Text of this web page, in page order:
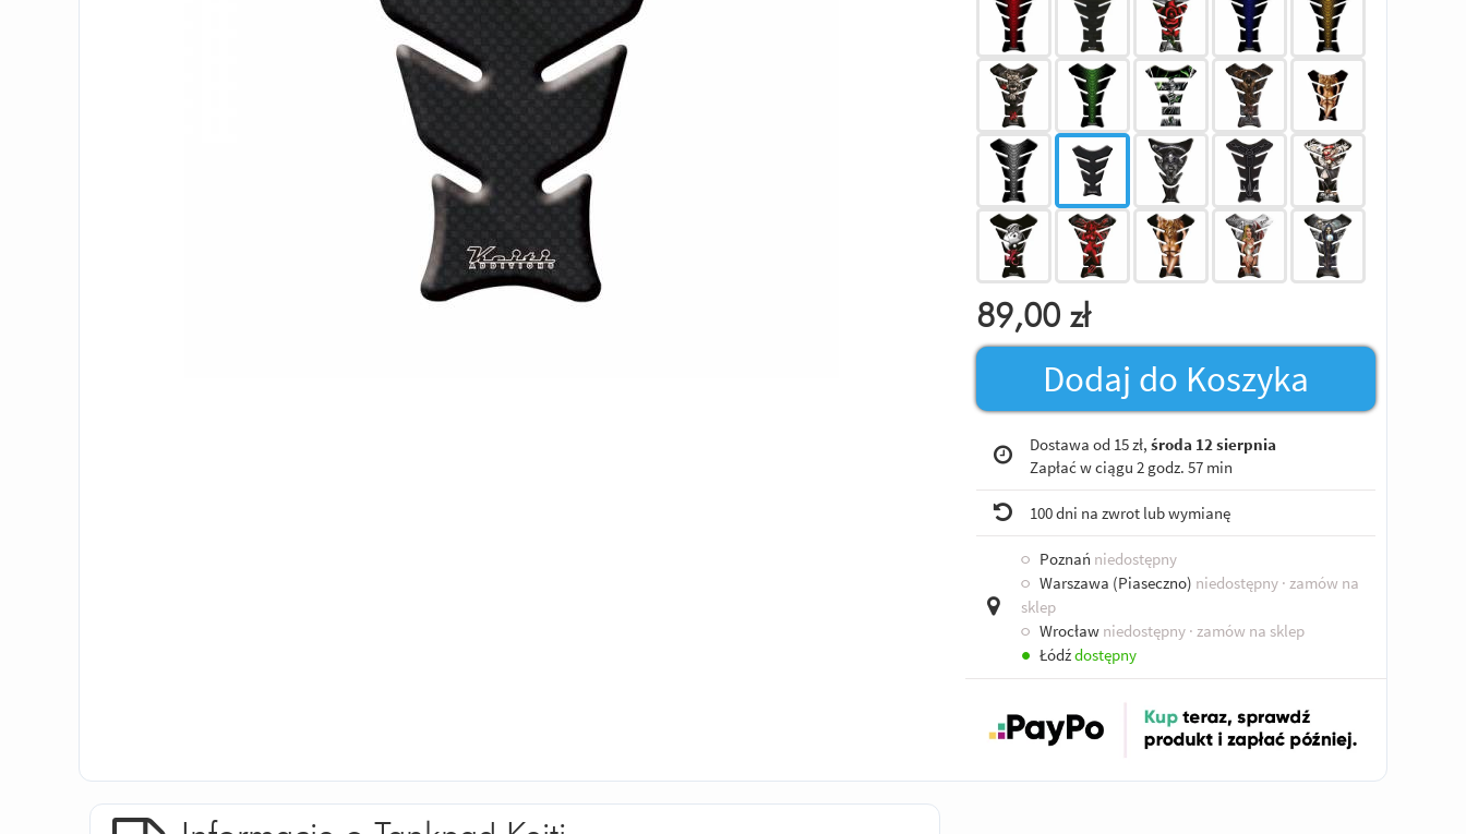
89,00 zł
Dodaj do Koszyka
Dostawa od 15 zł, środa 12 sierpnia
Zapłać w ciągu 2 godz. 57 min
100 dni na zwrot lub wymianę
○ Poznań niedostępny
○ Warszawa (Piaseczno) niedostępny · zamów na
sklep
○ Wrocław niedostępny · zamów na sklep
● Łódźdostępny